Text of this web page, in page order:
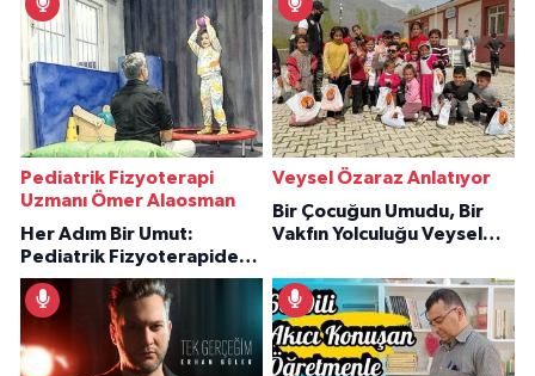
Pediatrik Fizyoterapi
Uzmanı Ömer Alaosman
Her Adım Bir Umut:
Pediatrik Fizyoterapiden
İlham Veren Hikâyeler
Veysel Özaraz Anlatıyor
Bir Çocuğun Umudu, Bir
Vakfın Yolculuğu Veysel